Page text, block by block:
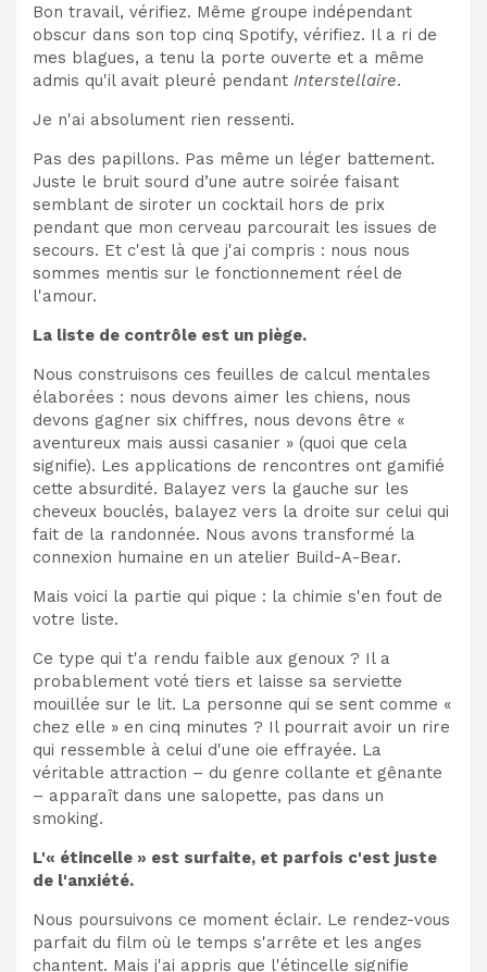
Bon travail, vérifiez. Même groupe indépendant
obscur dans son top cinq Spotify, vérifiez. Il a ri de
mes blagues, a tenu la porte ouverte et a même
admis qu'il avait pleuré pendant Interstellaire.
Je n'ai absolument rien ressenti.
Pas des papillons. Pas même un léger battement.
Juste le bruit sourd d’une autre soirée faisant
semblant de siroter un cocktail hors de prix
pendant que mon cerveau parcourait les issues de
secours. Et c'est là que j'ai compris : nous nous
sommes mentis sur le fonctionnement réel de
l'amour.
La liste de contrôle est un piège.
Nous construisons ces feuilles de calcul mentales
élaborées : nous devons aimer les chiens, nous
devons gagner six chiffres, nous devons être «
aventureux mais aussi casanier » (quoi que cela
signifie). Les applications de rencontres ont gamifié
cette absurdité. Balayez vers la gauche sur les
cheveux bouclés, balayez vers la droite sur celui qui
fait de la randonnée. Nous avons transformé la
connexion humaine en un atelier Build-A-Bear.
Mais voici la partie qui pique : la chimie s'en fout de
votre liste.
Ce type qui t'a rendu faible aux genoux ? Il a
probablement voté tiers et laisse sa serviette
mouillée sur le lit. La personne qui se sent comme «
chez elle » en cinq minutes ? Il pourrait avoir un rire
qui ressemble à celui d'une oie effrayée. La
véritable attraction – du genre collante et gênante
– apparaît dans une salopette, pas dans un
smoking.
L'« étincelle » est surfaite, et parfois c'est juste
de l'anxiété.
Nous poursuivons ce moment éclair. Le rendez-vous
parfait du film où le temps s'arrête et les anges
chantent. Mais j'ai appris que l'étincelle signifie